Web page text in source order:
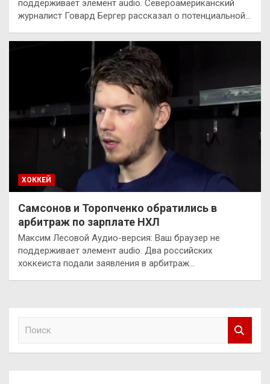
поддерживает элемент audio. Североамериканский
журналист Говард Бергер рассказал о потенциальной…
ХОККЕЙ
Самсонов и Торопченко обратились в
арбитраж по зарплате НХЛ
Максим Лесовой Аудио-версия: Ваш браузер не
поддерживает элемент audio. Два российских
хоккеиста подали заявления в арбитраж…